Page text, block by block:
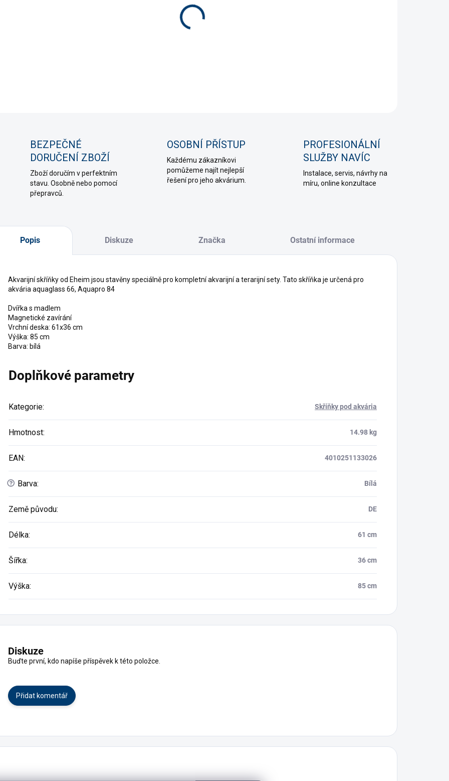
MOŽNOSTI DORUČENÍ
BEZPEČNÉ
DORUČENÍ ZBOŽÍ
Zboží doručím v perfektním
stavu. Osobně nebo pomocí
přepravců.
OSOBNÍ PŘÍSTUP
Každému zákazníkovi
pomůžeme najít nejlepší
řešení pro jeho akvárium.
PROFESIONÁLNÍ
SLUŽBY NAVÍC
Instalace, servis, návrhy na
míru, online konzultace
Popis Diskuze Značka Ostatní informace
Akvarijní skříňky od Eheim jsou stavěny speciálně pro kompletní akvarijní a terarijní sety. Tato skříňka je určená pro
akvária aquaglass 66, Aquapro 84
Dvířka s madlem
Magnetické zavírání
Vrchní deska: 61x36 cm
Výška: 85 cm
Barva: bílá
Doplňkové parametry
Kategorie: Skříňky pod akvária
Hmotnost: 14.98 kg
EAN: 4010251133026
? Barva: Bílá
Země původu: DE
Délka: 61 cm
Šířka: 36 cm
Výška: 85 cm
Diskuze
Buďte první, kdo napíše příspěvek k této položce.
Přidat komentář